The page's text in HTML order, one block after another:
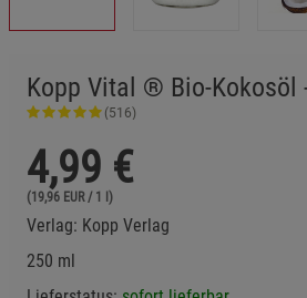
Kopp Vital ® Bio-Kokosöl
(516)
4,99 €
(19,96 EUR / 1 l)
Verlag: Kopp Verlag
250 ml